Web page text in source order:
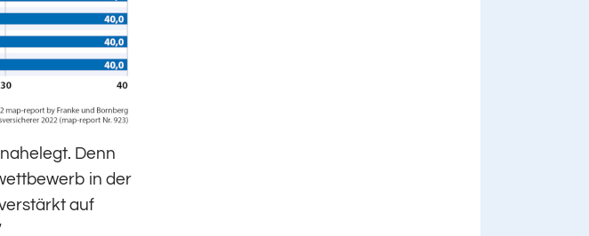
Denn
in der
auf